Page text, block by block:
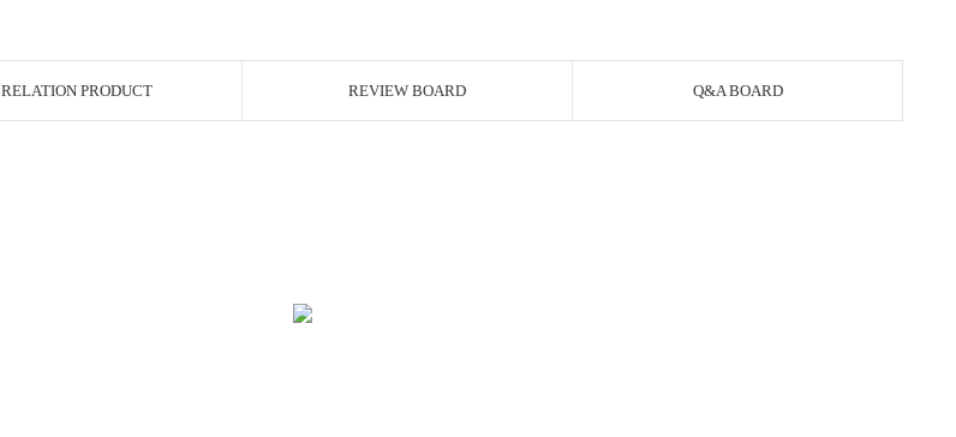
RELATION PRODUCT REVIEW BOARD Q&A BOARD